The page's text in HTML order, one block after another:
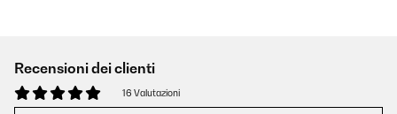
Recensioni dei clienti
16 Valutazioni